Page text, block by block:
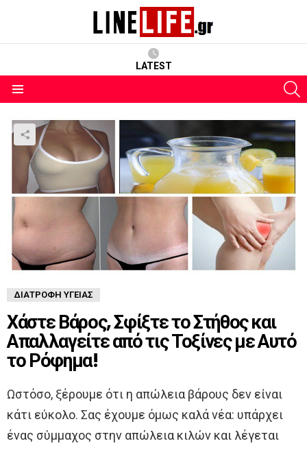
LATEST
ΔΙΑΤΡΟΦΉ ΥΓΕΊΑΣ
Χάστε Βάρος, Σφίξτε το Στήθος και
Απαλλαγείτε από τις Τοξίνες με Αυτό
το Ρόφημα!
Ωστόσο, ξέρουμε ότι η απώλεια βάρους δεν είναι
κάτι εύκολο. Σας έχουμε όμως καλά νέα: υπάρχει
ένας σύμμαχος στην απώλεια κιλών και λέγεται